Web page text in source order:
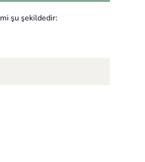
şu şekildedir: